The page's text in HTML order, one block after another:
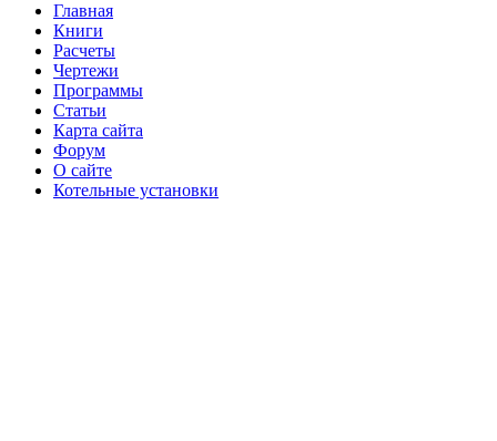
Главная
Книги
Расчеты
Чертежи
Программы
Статьи
Карта сайта
Форум
О сайте
Котельные установки